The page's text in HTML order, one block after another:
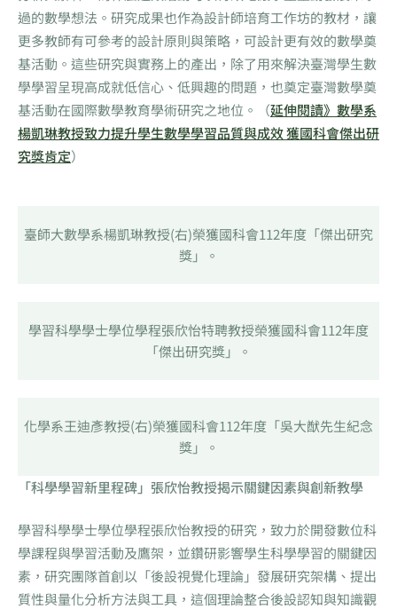
過的數學想法。研究成果也作為設計師培育工作坊的教材，讓
更多教師有可參考的設計原則與策略，可設計更有效的數學奠
基活動。這些研究與實務上的產出，除了用來解決臺灣學生數
學學習呈現高成就低信心、低興趣的問題，也奠定臺灣數學奠
基活動在國際數學教育學術研究之地位。（延伸閱讀》數學系
楊凱琳教授致力提升學生數學學習品質與成效 獲國科會傑出研
究獎肯定）
臺師大數學系楊凱琳教授(右)榮獲國科會112年度「傑出研究
獎」。
學習科學學士學位學程張欣怡特聘教授榮獲國科會112年度
「傑出研究獎」。
化學系王迪彥教授(右)榮獲國科會112年度「吳大猷先生紀念
獎」。
「科學學習新里程碑」張欣怡教授揭示關鍵因素與創新教學
學習科學學士學位學程張欣怡教授的研究，致力於開發數位科
學課程與學習活動及鷹架，並鑽研影響學生科學學習的關鍵因
素，研究團隊首創以「後設視覺化理論」發展研究架構、提出
質性與量化分析方法與工具，這個理論整合後設認知與知識觀